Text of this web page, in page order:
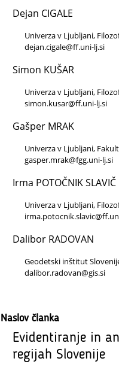
Dejan CIGALE
Univerza v Ljubljani,
dejan.cigale@ff.uni-lj.si
Simon KUŠAR
Univerza v Ljubljani,
simon.kusar@ff.uni-lj.si
Gašper MRAK
Univerza v Ljubljani,
gasper.mrak@fgg.uni-lj.si
Irma POTOČNIK SLAVIČ
Univerza v Ljubljani,
Dalibor RADOVAN
Geodetski inštitut
dalibor.radovan@gis.si
Naslov članka
Evidentiranje in
regijah Slovenije